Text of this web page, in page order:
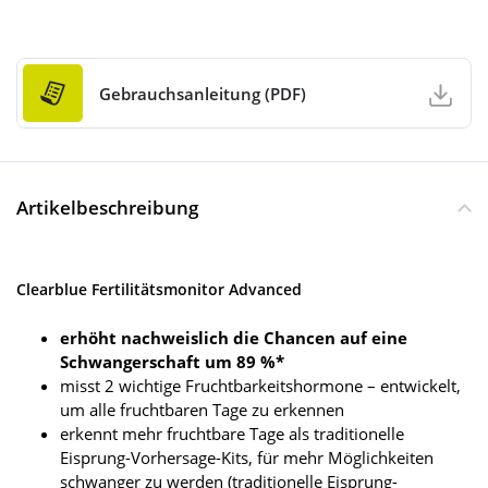
Gebrauchsanleitung (PDF)
Artikelbeschreibung
Clearblue Fertilitätsmonitor Advanced
erhöht nachweislich die Chancen auf eine
Schwangerschaft um 89 %*
misst 2 wichtige Fruchtbarkeitshormone – entwickelt,
um alle fruchtbaren Tage zu erkennen
erkennt mehr fruchtbare Tage als traditionelle
Eisprung-Vorhersage-Kits, für mehr Möglichkeiten
schwanger zu werden (traditionelle Eisprung-